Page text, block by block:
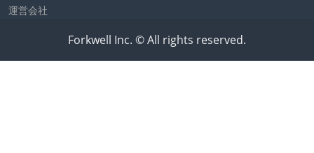
運営会社
Forkwell Inc. © All rights reserved.